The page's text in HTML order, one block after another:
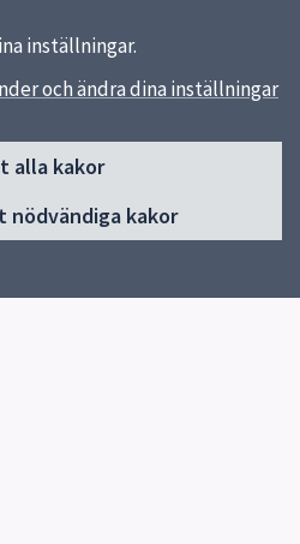
inställningar.
och ändra dina inställningar
alla kakor
nödvändiga kakor